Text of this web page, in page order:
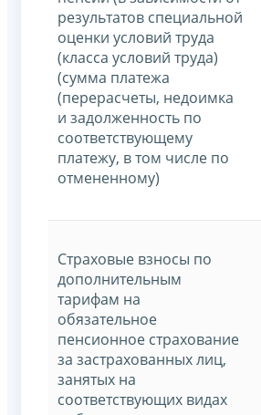
результатов специальной
оценки условий труда
(класса условий труда)
(сумма платежа
(перерасчеты, недоимка
и задолженность по
соответствующему
платежу, в том числе по
отмененному)
Страховые взносы по
дополнительным
тарифам на
обязательное
пенсионное страхование
за застрахованных лиц,
занятых на
соответствующих видах